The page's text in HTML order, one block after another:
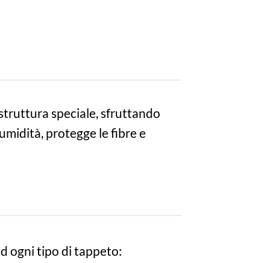
speciale, sfruttando
protegge le fibre e
ogni tipo di tappeto: